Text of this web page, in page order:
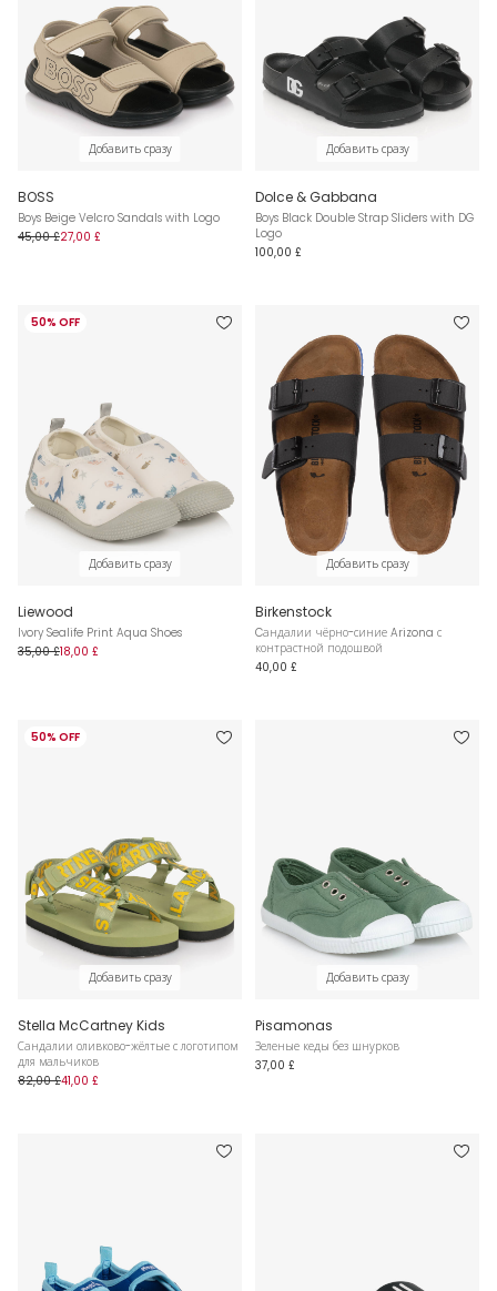
Добавить сразу
BOSS
Boys Beige Velcro Sandals with Logo
45,00 £27,00 £
Добавить сразу
Dolce & Gabbana
Boys Black Double Strap Sliders with DG
Logo
100,00 £
50% OFF
Добавить сразу
Liewood
Ivory Sealife Print Aqua Shoes
35,00 £18,00 £
Добавить сразу
Birkenstock
Cандалии чёрно-синие Arizona с
контрастной подошвой
40,00 £
50% OFF
Добавить сразу
Stella McCartney Kids
Сандалии оливково-жёлтые с логотипом
для мальчиков
82,00 £41,00 £
Добавить сразу
Pisamonas
Зеленые кеды без шнурков
37,00 £